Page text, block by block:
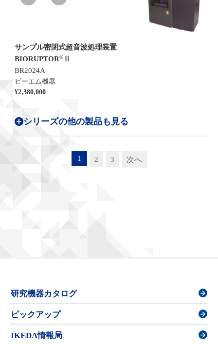
サンプル密閉式超音波処理装置
BIORUPTOR®
BR2024A
ビーエム機器
¥2,380,000
シリーズの他の製品も見る
1 2 3 次へ
研究機器カタログ
ピックアップ
IKEDA情報局